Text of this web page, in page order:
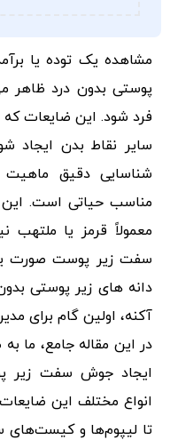
مشاهده یک توده یا
پوستی بدون درد ظاهر
فرد شود. این ضایعات
سایر نقاط بدن ایجاد
شناسایی دقیق ماهیت
مناسب حیاتی است. این
معمولاً قرمز یا
سفت زیر پوست صورت
دانه های زیر پوستی
آکنه، اولین گام برای
در این مقاله جامع، ما
ایجاد جوش سفت زیر
انواع مختلف این
تا لیپوم‌ها و